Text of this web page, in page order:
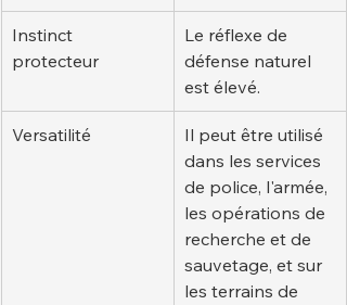
Instinct
protecteur
Le réflexe de
défense naturel
est élevé.
Versatilité
Il peut être utilisé
dans les services
de police, l'armée,
les opérations de
recherche et de
sauvetage, et sur
les terrains de